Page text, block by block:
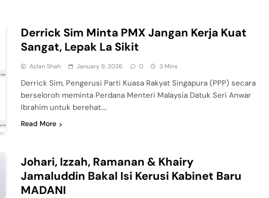
Derrick Sim Minta PMX Jangan Kerja Kuat
Sangat, Lepak La Sikit
Azlan Shah January 9, 2026 0 3 Mins
Derrick Sim, Pengerusi Parti Kuasa Rakyat Singapura (PPP) secara
berseloroh meminta Perdana Menteri Malaysia Datuk Seri Anwar
Ibrahim untuk berehat.…
Read More
Johari, Izzah, Ramanan & Khairy
Jamaluddin Bakal Isi Kerusi Kabinet Baru
MADANI